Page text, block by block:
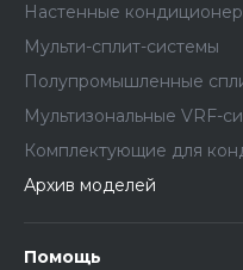
Настенные
Мульти-сплит-системы
Полупромышленные
Мультизональные VRF-
Комплектующие для
Архив моделей
Помощь